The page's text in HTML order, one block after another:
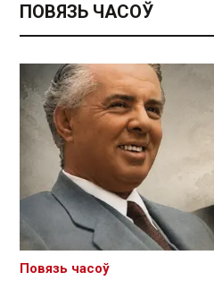
ПОВЯЗЬ ЧАСОЎ
Повязь часоў